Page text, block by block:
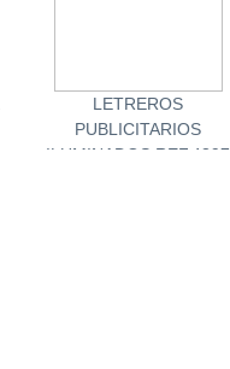
LETREROS
PUBLICITARIOS
ILUMINADOS REF.4397